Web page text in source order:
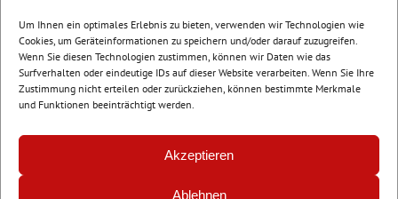
Um Ihnen ein optimales Erlebnis zu bieten, verwenden wir Technologien wie
Cookies, um Geräteinformationen zu speichern und/oder darauf zuzugreifen.
Wenn Sie diesen Technologien zustimmen, können wir Daten wie das
Surfverhalten oder eindeutige IDs auf dieser Website verarbeiten. Wenn Sie Ihre
Zustimmung nicht erteilen oder zurückziehen, können bestimmte Merkmale
und Funktionen beeinträchtigt werden.
Akzeptieren
Ablehnen